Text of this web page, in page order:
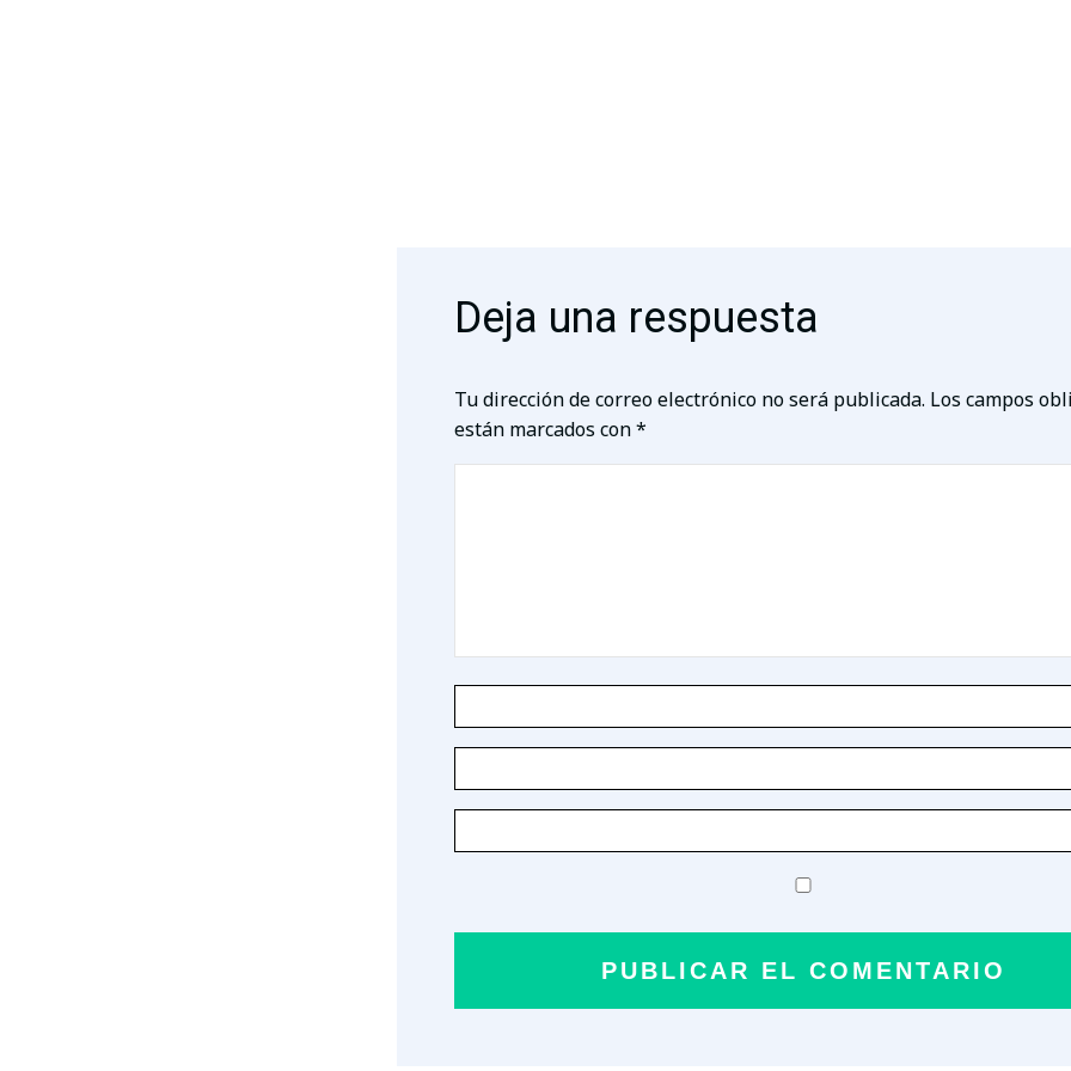
Deja una respuesta
Tu dirección de correo electrónico no será publicada. Los campos
están marcados con*